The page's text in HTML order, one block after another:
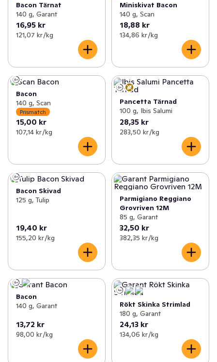
Bacon Tärnat
140 g, Garant
16,95 kr
121,07 kr /kg
Miniskivat Bacon
140 g, Scan
18,88 kr
134,86 kr /kg
Bacon
140 g, Scan
Prismatch
15,00 kr
107,14 kr /kg
Pancetta Tärnad
100 g, Ibis Salumi
28,35 kr
283,50 kr /kg
Bacon Skivad
125 g, Tulip
19,40 kr
155,20 kr /kg
Parmigiano Reggiano
Grovriven 12M
85 g, Garant
32,50 kr
382,35 kr /kg
Bacon
140 g, Garant
13,72 kr
98,00 kr /kg
Rökt Skinka Strimlad
180 g, Garant
24,13 kr
134,06 kr /kg